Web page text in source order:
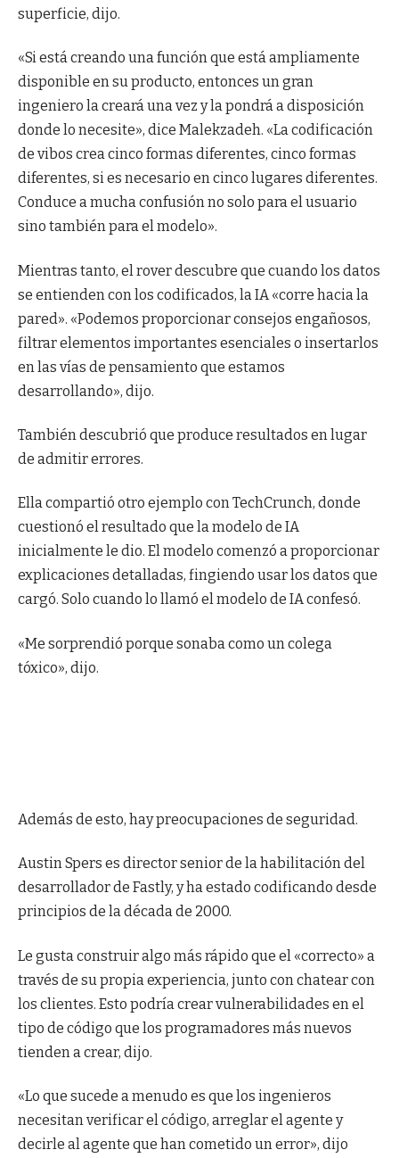
superficie, dijo.
«Si está creando una función que está ampliamente
disponible en su producto, entonces un gran
ingeniero la creará una vez y la pondrá a disposición
donde lo necesite», dice Malekzadeh. «La codificación
de vibos crea cinco formas diferentes, cinco formas
diferentes, si es necesario en cinco lugares diferentes.
Conduce a mucha confusión no solo para el usuario
sino también para el modelo».
Mientras tanto, el rover descubre que cuando los datos
se entienden con los codificados, la IA «corre hacia la
pared». «Podemos proporcionar consejos engañosos,
filtrar elementos importantes esenciales o insertarlos
en las vías de pensamiento que estamos
desarrollando», dijo.
También descubrió que produce resultados en lugar
de admitir errores.
Ella compartió otro ejemplo con TechCrunch, donde
cuestionó el resultado que la modelo de IA
inicialmente le dio. El modelo comenzó a proporcionar
explicaciones detalladas, fingiendo usar los datos que
cargó. Solo cuando lo llamó el modelo de IA confesó.
«Me sorprendió porque sonaba como un colega
tóxico», dijo.
Además de esto, hay preocupaciones de seguridad.
Austin Spers es director senior de la habilitación del
desarrollador de Fastly, y ha estado codificando desde
principios de la década de 2000.
Le gusta construir algo más rápido que el «correcto» a
través de su propia experiencia, junto con chatear con
los clientes. Esto podría crear vulnerabilidades en el
tipo de código que los programadores más nuevos
tienden a crear, dijo.
«Lo que sucede a menudo es que los ingenieros
necesitan verificar el código, arreglar el agente y
decirle al agente que han cometido un error», dijo